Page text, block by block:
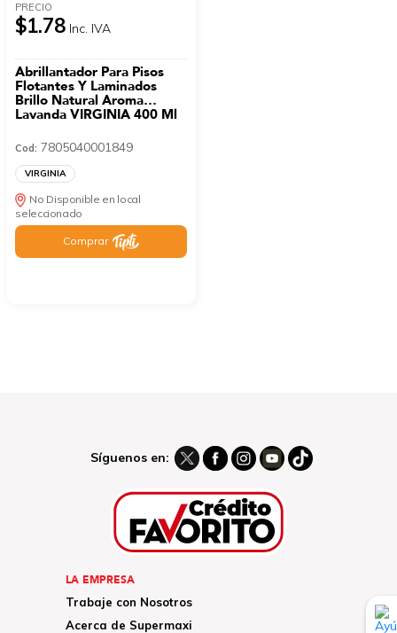
PRECIO
$1.78 Inc. IVA
Abrillantador Para Pisos
Flotantes Y Laminados
Brillo Natural Aroma
Lavanda VIRGINIA 400 Ml
Cod: 7805040001849
VIRGINIA
No Disponible en local
seleccionado
Comprar
Síguenos en:
LA EMPRESA
Trabaje con Nosotros
Acerca de Supermaxi